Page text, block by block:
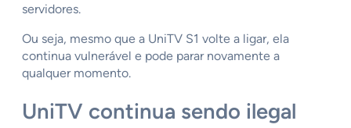
servidores.
Ou seja, mesmo que a UniTV S1 volte a ligar, ela
continua vulnerável e pode parar novamente a
qualquer momento.
UniTV continua sendo ilegal